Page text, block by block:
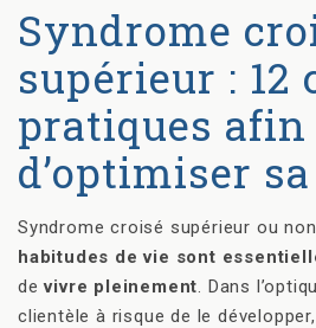
Syndrome
supérieur : 12
pratiques afin
d’optimiser
Syndrome croisé supérieur ou
habitudes de vie sont
devivre pleinement . Dans
clientèle à risque de le développer,